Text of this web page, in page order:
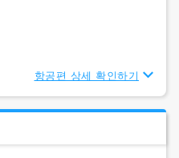
항공편 상세 확인하기